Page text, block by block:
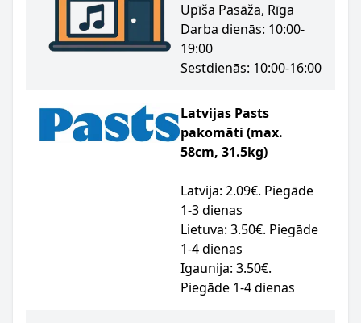
Upīša Pasāža, Rīga
Darba dienās: 10:00-
19:00
Sestdienās: 10:00-16:00
Latvijas Pasts
pakomāti (max.
58cm, 31.5kg)
Latvija: 2.09€. Piegāde
1-3 dienas
Lietuva: 3.50€. Piegāde
1-4 dienas
Igaunija: 3.50€.
Piegāde 1-4 dienas